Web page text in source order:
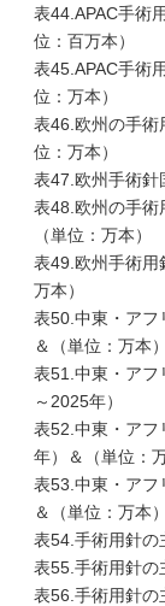
表44.APAC手術
位：百万本）
表45.APAC手術
位：万本）
表46.欧州の手術
位：万本）
表47.欧州手術針
表48.欧州の手術
（単位：万本）
表49.欧州手術用
万本）
表50.中東・アフ
＆（単位：万本）
表51.中東・アフ
～2025年）
表52.中東・アフ
年）＆（単位：万
表53.中東・アフ
＆（単位：万本）
表54.手術用針の
表55.手術用針の
表56.手術用針の